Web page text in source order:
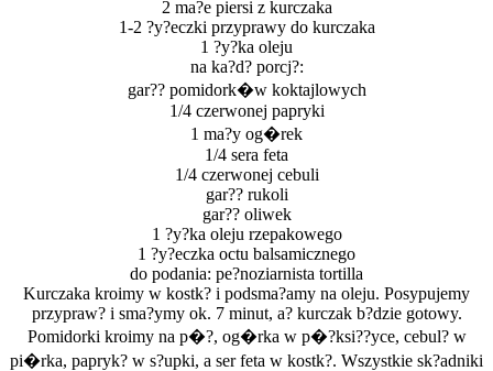
2 ma?e piersi z kurczaka
1-2 ?y?eczki przyprawy do kurczaka
1 ?y?ka oleju
na ka?d? porcj?:
gar?? pomidork�w koktajlowych
1/4 czerwonej papryki
1 ma?y og�rek
1/4 sera feta
1/4 czerwonej cebuli
gar?? rukoli
gar?? oliwek
1 ?y?ka oleju rzepakowego
1 ?y?eczka octu balsamicznego
do podania: pe?noziarnista tortilla
Kurczaka kroimy w kostk? i podsma?amy na oleju. Posypujemy
przypraw? i sma?ymy ok. 7 minut, a? kurczak b?dzie gotowy.
Pomidorki kroimy na p�?, og�rka w p�?ksi??yce, cebul? w
pi�rka, papryk? w s?upki, a ser feta w kostk?. Wszystkie sk?adniki